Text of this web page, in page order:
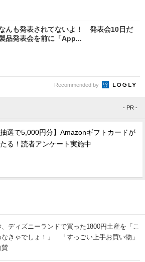
んも発表されてないよ！ 発表会10日だ
品発表会を前に「App...
Recommended by
- PR -
抽選で5,000円分】Amazonギフトカードが
る！読者アンケート実施中
ディズニーランドで買った1800円土産を「こ
なきゃでしょ！」 「すっごい上手お買い物」
賛